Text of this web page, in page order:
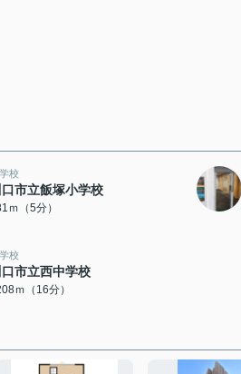
校
口市立飯塚小学校
ｍ（5分）
校
口市立西中学校
ｍ（16分）